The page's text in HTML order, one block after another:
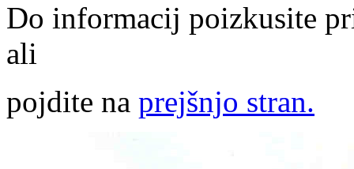
Do informacij poizkusite
ali
pojdite na prejšnjo stran.